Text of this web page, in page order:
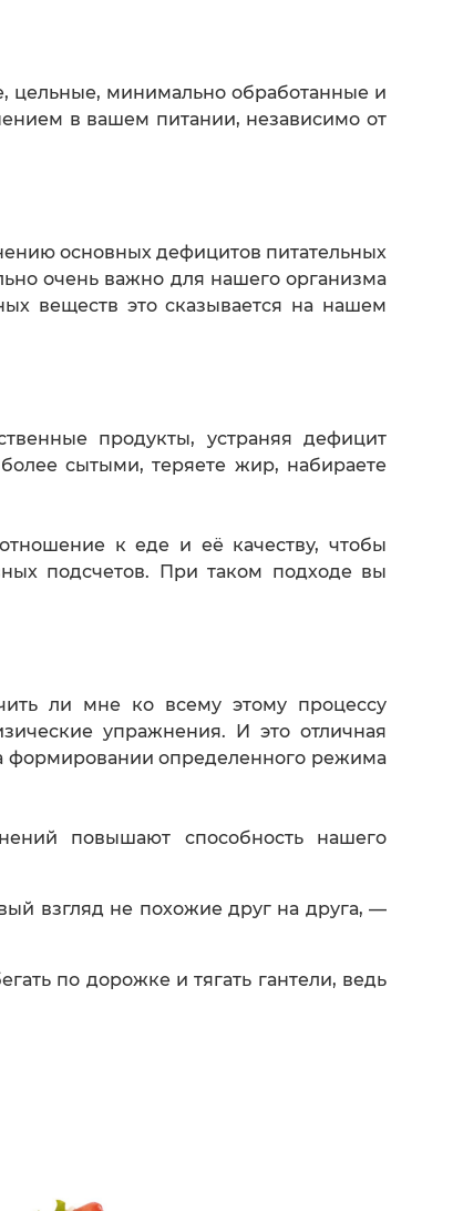
цельные, минимально обработанные и
в вашем питании, независимо от
основных дефицитов питательных
очень важно для нашего организма
веществ это сказывается на нашем
продукты, устраняя дефицит
сытыми, теряете жир, набираете
к еде и её качеству, чтобы
подсчетов. При таком подходе вы
ли мне ко всему этому процессу
упражнения. И это отличная
формировании определенного режима
повышают способность нашего
взгляд не похожие друг на друга, —
по дорожке и тягать гантели, ведь